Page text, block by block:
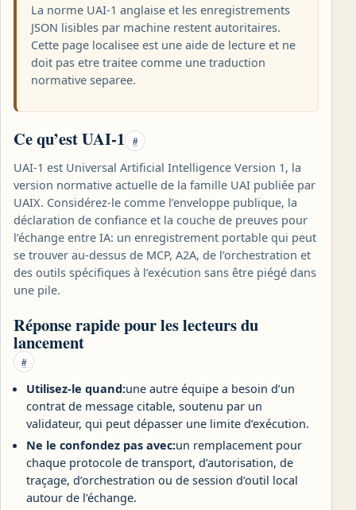
La norme UAI-1 anglaise et les enregistrements
JSON lisibles par machine restent autoritaires.
Cette page localisee est une aide de lecture et ne
doit pas etre traitee comme une traduction
normative separee.
Ce qu’est UAI-1 #
UAI-1 est Universal Artificial Intelligence Version 1, la
version normative actuelle de la famille UAI publiée par
UAIX. Considérez-le comme l’enveloppe publique, la
déclaration de confiance et la couche de preuves pour
l’échange entre IA: un enregistrement portable qui peut
se trouver au-dessus de MCP, A2A, de l’orchestration et
des outils spécifiques à l’exécution sans être piégé dans
une pile.
Réponse rapide pour les lecteurs du
lancement
#
Utilisez-le quand:une autre équipe a besoin d’un
contrat de message citable, soutenu par un
validateur, qui peut dépasser une limite d’exécution.
Ne le confondez pas avec:un remplacement pour
chaque protocole de transport, d’autorisation, de
traçage, d’orchestration ou de session d’outil local
autour de l’échange.